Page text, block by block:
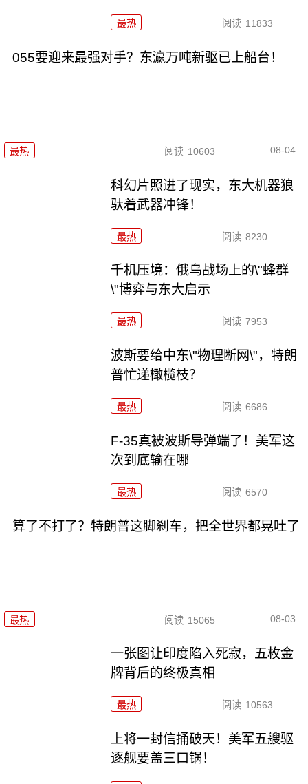
最热 阅读 11833
055要迎来最强对手？东瀛万吨新驱已上船台！
最热 阅读 10603 08-04
科幻片照进了现实，东大机器狼
驮着武器冲锋！
最热 阅读 8230
千机压境：俄乌战场上的\"蜂群
\"博弈与东大启示
最热 阅读 7953
波斯要给中东\"物理断网\"，特朗
普忙递橄榄枝？
最热 阅读 6686
F-35真被波斯导弹端了！美军这
次到底输在哪
最热 阅读 6570
算了不打了？特朗普这脚刹车，把全世界都晃吐了
最热 阅读 15065 08-03
一张图让印度陷入死寂，五枚金
牌背后的终极真相
最热 阅读 10563
上将一封信捅破天！美军五艘驱
逐舰要盖三口锅！